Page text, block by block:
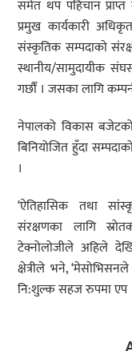
समेत थप पहिचान
प्रमुख कार्यकारी
संस्कृतिक सम्पदाको
स्थानीय/सामुदायीक
गर्छौं । जसका लागि
नेपालको विकास बजेटको
बिनियोजित हुँदा
।
‘ऐतिहासिक तथा
संरक्षणका लागि
टेक्नोलोजीले अहिले
क्षेत्रीले भने,
नि:शुल्क सहज रुपमा एप